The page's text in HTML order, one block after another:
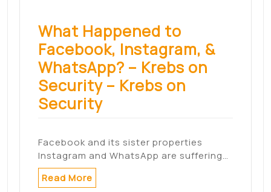
What Happened to
Facebook, Instagram, &
WhatsApp? – Krebs on
Security – Krebs on
Security
Facebook and its sister properties
Instagram and WhatsApp are suffering…
Read More